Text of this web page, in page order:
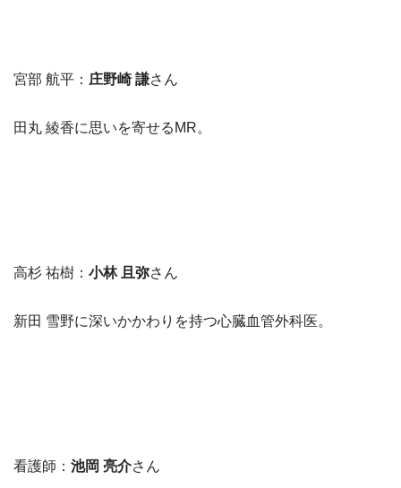
宮部 航平： 庄野崎 謙さん
田丸 綾香に思いを寄せるMR。
高杉 祐樹： 小林 且弥さん
新田 雪野に深いかかわりを持つ心臓血管外科医。
看護師： 池岡 亮介さん